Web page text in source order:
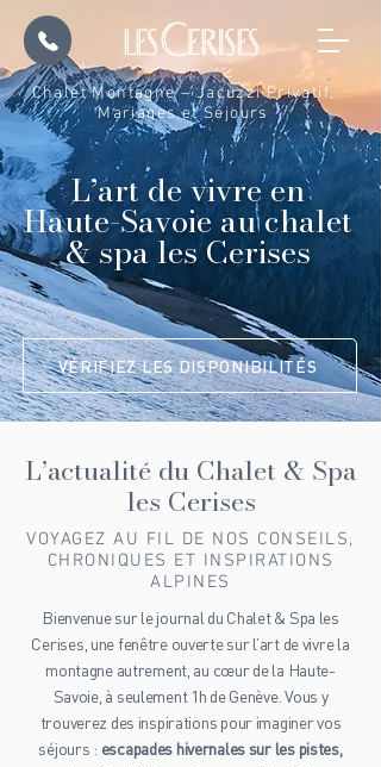
Chalet Montagne – Jacuzzi Privatif,
Mariages et Séjours
L’art de vivre en
Haute-Savoie au chalet
& spa les Cerises
VÉRIFIEZ LES DISPONIBILITÉS
L’actualité du Chalet & Spa
les Cerises
VOYAGEZ AU FIL DE NOS CONSEILS,
CHRONIQUES ET INSPIRATIONS
ALPINES
Bienvenue sur le journal du Chalet & Spa les
Cerises, une fenêtre ouverte sur l’art de vivre la
montagne autrement, au cœur de la Haute-
Savoie, à seulement 1h de Genève. Vous y
trouverez des inspirations pour imaginer vos
séjours : escapades hivernales sur les pistes,